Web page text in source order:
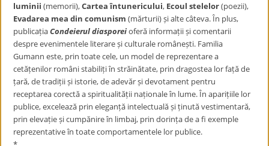
luminii (memorii),Cartea întunericului, Ecoul stelelor(poezii),
Evadarea mea din comunism (mărturii) și alte câteva. În plus,
publicațiaCondeierul diasporeioferă informații și comentarii
despre evenimentele literare și culturale românești. Familia
Gumann este, prin toate cele, un model de reprezentare a
cetățenilor români stabiliți în străinătate, prin dragostea lor față de
țară, de tradiții și istorie, de adevăr și devotament pentru
receptarea corectă a spiritualității naționale în lume. În aparițiile lor
publice, excelează prin eleganță intelectuală și ținută vestimentară,
prin elevație și cumpănire în limbaj, prin dorința de a fi exemple
reprezentative în toate comportamentele lor publice.